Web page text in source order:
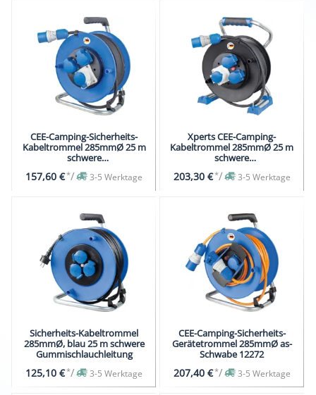
CEE-Camping-Sicherheits-
Kabeltrommel 285mmØ 25 m
schwere
157,60 €*/ 3-5 Werktage
Xperts CEE-Camping-
Kabeltrommel 285mmØ 25 m
schwere
203,30 €*/ 3-5 Werktage
Sicherheits-Kabeltrommel
285mmØ, blau 25 m schwere
Gummischlauchleitung
125,10 €*/ 3-5 Werktage
CEE-Camping-Sicherheits-
Gerätetrommel 285mmØ as-
Schwabe 12272
207,40 €*/ 3-5 Werktage